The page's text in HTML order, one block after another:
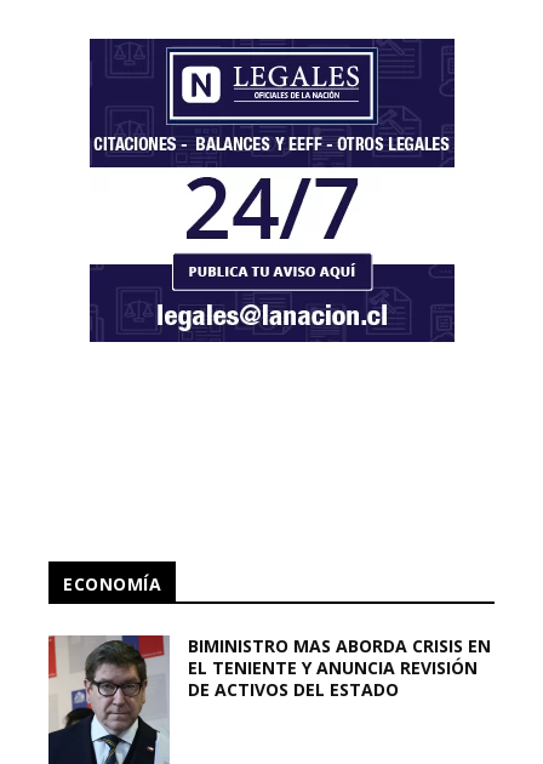
ECONOMÍA
BIMINISTRO MAS ABORDA CRISIS EN
EL TENIENTE Y ANUNCIA REVISIÓN
DE ACTIVOS DEL ESTADO